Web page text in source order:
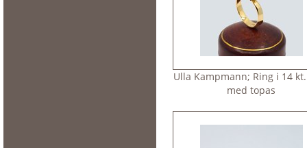
Ulla Kampmann; Ring i 14
med topas